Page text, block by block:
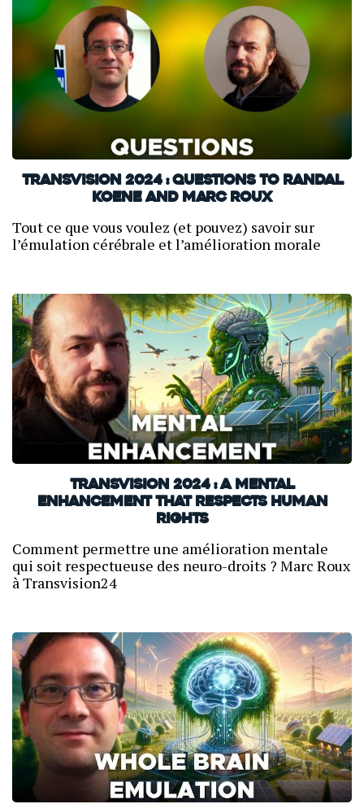
TransVision 2024 : Questions to Randal
Koene and Marc Roux
Tout ce que vous voulez (et pouvez) savoir sur
l’émulation cérébrale et l’amélioration morale
TransVision 2024 : A mental
enhancement that respects human
rights
Comment permettre une amélioration mentale
qui soit respectueuse des neuro-droits ? Marc Roux
à Transvision24